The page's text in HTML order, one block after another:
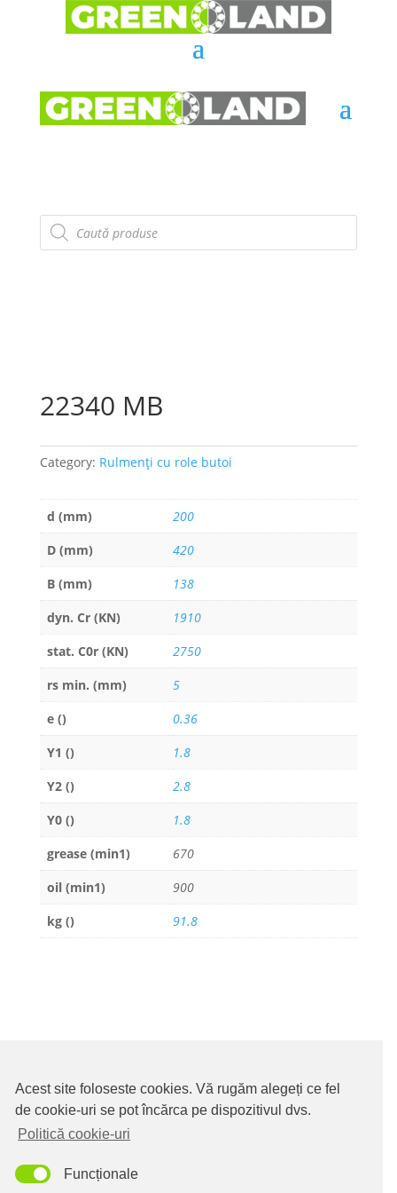
Products
search
22340 MB
Category: Rulmenți cu role butoi
d (mm)
200
D (mm)
420
B (mm)
138
dyn. Cr (KN)
1910
stat. C0r (KN)
2750
rs min. (mm)
5
e ()
0.36
Y1 ()
1.8
Y2 ()
2.8
Y0 ()
1.8
grease (min1)
670
oil (min1)
900
kg ()
91.8
Acest site foloseste cookies. Vă rugăm alegeți ce fel
de cookie-uri se pot încărca pe dispozitivul dvs.
Politică cookie-uri
Funcționale